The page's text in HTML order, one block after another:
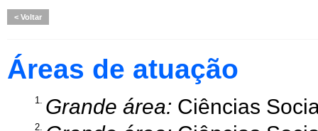
Voltar
Áreas de atuação
1. Grande área: Ciências
2.